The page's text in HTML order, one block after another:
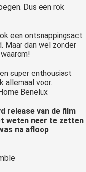
Dus een rok
een ontsnappingsact
Maar dan wel zonder
super enthousiast
allemaal voor.
Benelux
release van de film
weten neer te zetten
na afloop